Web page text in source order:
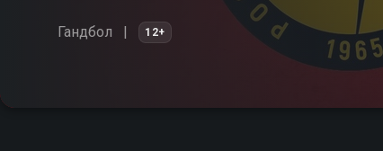
Гандбол 12+